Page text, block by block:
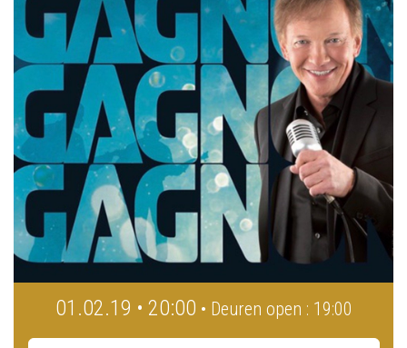
01.02.19 • 20:00 • Deuren open : 19:00